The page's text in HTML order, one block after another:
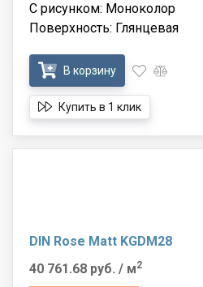
С рисунком: Моноколор
Поверхность: Глянцевая
В корзину
Купить в 1 клик
DIN Rose Matt KGDM28
40 761.68 руб. / м2